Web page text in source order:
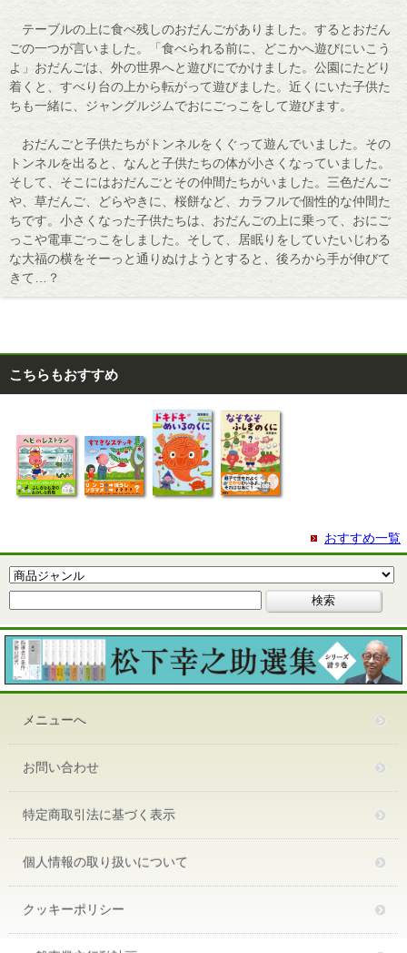
テーブルの上に食べ残しのおだんごがありました。するとおだん
ごの一つが言いました。「食べられる前に、どこかへ遊びにいこう
よ」おだんごは、外の世界へと遊びにでかけました。公園にたどり
着くと、すべり台の上から転がって遊びました。近くにいた子供た
ちも一緒に、ジャングルジムでおにごっこをして遊びます。
おだんごと子供たちがトンネルをくぐって遊んでいました。その
トンネルを出ると、なんと子供たちの体が小さくなっていました。
そして、そこにはおだんごとその仲間たちがいました。三色だんご
や、草だんご、どらやきに、桜餅など、カラフルで個性的な仲間た
ちです。小さくなった子供たちは、おだんごの上に乗って、おにご
っこや電車ごっこをしました。そして、居眠りをしていたいじわる
な大福の横をそーっと通りぬけようとすると、後ろから手が伸びて
きて…？
こちらもおすすめ
おすすめ一覧
メニューへ
お問い合わせ
特定商取引法に基づく表示
個人情報の取り扱いについて
クッキーポリシー